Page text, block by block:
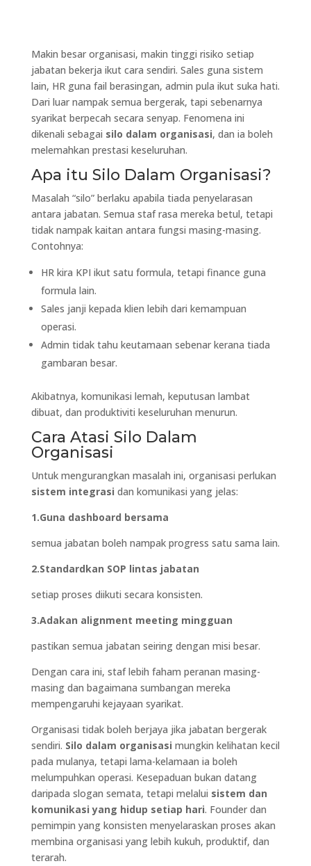
Makin besar organisasi, makin tinggi risiko setiap
jabatan bekerja ikut cara sendiri. Sales guna sistem
lain, HR guna fail berasingan, admin pula ikut suka hati.
Dari luar nampak semua bergerak, tapi sebenarnya
syarikat berpecah secara senyap. Fenomena ini
dikenali sebagai silo dalam organisasi, dan ia boleh
melemahkan prestasi keseluruhan.
Apa itu Silo Dalam Organisasi?
Masalah “silo” berlaku apabila tiada penyelarasan
antara jabatan. Semua staf rasa mereka betul, tetapi
tidak nampak kaitan antara fungsi masing-masing.
Contohnya:
HR kira KPI ikut satu formula, tetapi finance guna
formula lain.
Sales janji kepada klien lebih dari kemampuan
operasi.
Admin tidak tahu keutamaan sebenar kerana tiada
gambaran besar.
Akibatnya, komunikasi lemah, keputusan lambat
dibuat, dan produktiviti keseluruhan menurun.
Cara Atasi Silo Dalam
Organisasi
Untuk mengurangkan masalah ini, organisasi perlukan
sistem integrasi dan komunikasi yang jelas:
1.Guna dashboard bersama
semua jabatan boleh nampak progress satu sama lain.
2.Standardkan SOP lintas jabatan
setiap proses diikuti secara konsisten.
3.Adakan alignment meeting mingguan
pastikan semua jabatan seiring dengan misi besar.
Dengan cara ini, staf lebih faham peranan masing-
masing dan bagaimana sumbangan mereka
mempengaruhi kejayaan syarikat.
Organisasi tidak boleh berjaya jika jabatan bergerak
sendiri. Silo dalam organisasi mungkin kelihatan kecil
pada mulanya, tetapi lama-kelamaan ia boleh
melumpuhkan operasi. Kesepaduan bukan datang
daripada slogan semata, tetapi melalui sistem dan
komunikasi yang hidup setiap hari. Founder dan
pemimpin yang konsisten menyelaraskan proses akan
membina organisasi yang lebih kukuh, produktif, dan
terarah.